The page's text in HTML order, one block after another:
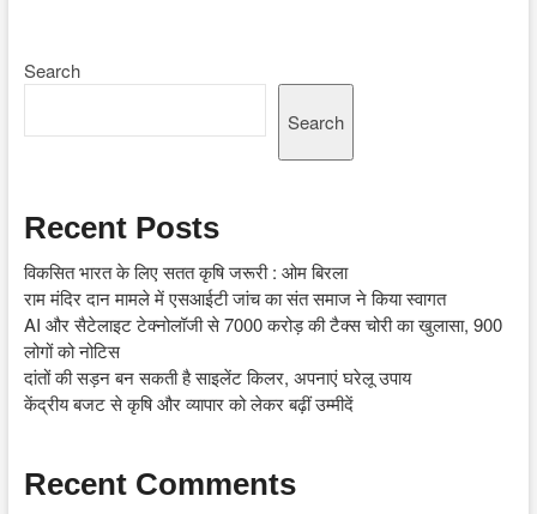
Search
Search
Recent Posts
विकसित भारत के लिए सतत कृषि जरूरी : ओम बिरला
राम मंदिर दान मामले में एसआईटी जांच का संत समाज ने किया स्वागत
AI और सैटेलाइट टेक्नोलॉजी से 7000 करोड़ की टैक्स चोरी का खुलासा, 900
लोगों को नोटिस
दांतों की सड़न बन सकती है साइलेंट किलर, अपनाएं घरेलू उपाय
केंद्रीय बजट से कृषि और व्यापार को लेकर बढ़ीं उम्मीदें
Recent Comments